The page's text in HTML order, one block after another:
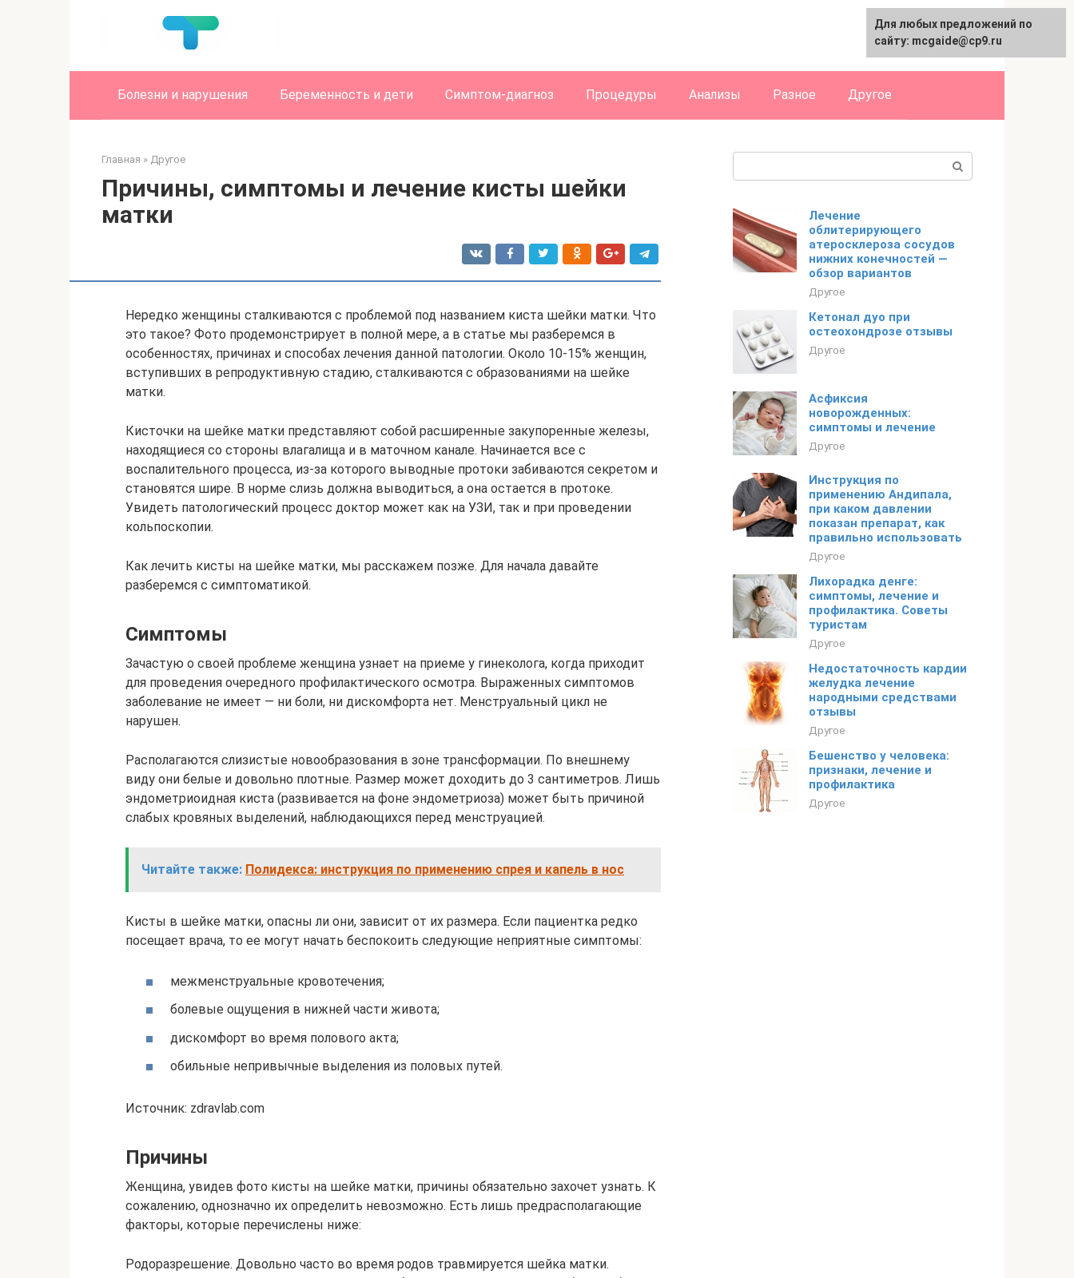
English
Болезни и нарушения Беременность и дети Симптом-диагноз Процедуры Анализы Разное Другое
Главная » Другое
Причины, симптомы и лечение кисты шейки
матки
Нередко женщины сталкиваются с проблемой под названием киста шейки матки. Что
это такое? Фото продемонстрирует в полной мере, а в статье мы разберемся в
особенностях, причинах и способах лечения данной патологии. Около 10-15% женщин,
вступивших в репродуктивную стадию, сталкиваются с образованиями на шейке
матки.
Кисточки на шейке матки представляют собой расширенные закупоренные железы,
находящиеся со стороны влагалища и в маточном канале. Начинается все с
воспалительного процесса, из-за которого выводные протоки забиваются секретом и
становятся шире. В норме слизь должна выводиться, а она остается в протоке.
Увидеть патологический процесс доктор может как на УЗИ, так и при проведении
кольпоскопии.
Как лечить кисты на шейке матки, мы расскажем позже. Для начала давайте
разберемся с симптоматикой.
Симптомы
Зачастую о своей проблеме женщина узнает на приеме у гинеколога, когда приходит
для проведения очередного профилактического осмотра. Выраженных симптомов
заболевание не имеет — ни боли, ни дискомфорта нет. Менструальный цикл не
нарушен.
Располагаются слизистые новообразования в зоне трансформации. По внешнему
виду они белые и довольно плотные. Размер может доходить до 3 сантиметров. Лишь
эндометриоидная киста (развивается на фоне эндометриоза) может быть причиной
слабых кровяных выделений, наблюдающихся перед менструацией.
Читайте также: Полидекса: инструкция по применению спрея и капель в нос
Кисты в шейке матки, опасны ли они, зависит от их размера. Если пациентка редко
посещает врача, то ее могут начать беспокоить следующие неприятные симптомы:
межменструальные кровотечения;
болевые ощущения в нижней части живота;
дискомфорт во время полового акта;
обильные непривычные выделения из половых путей.
Источник: zdravlab.com
Причины
Женщина, увидев фото кисты на шейке матки, причины обязательно захочет узнать. К
сожалению, однозначно их определить невозможно. Есть лишь предрасполагающие
факторы, которые перечислены ниже:
Родоразрешение. Довольно часто во время родов травмируется шейка матки.
Лечение
облитерирующего
атеросклероза сосудов
нижних конечностей —
обзор вариантов
Другое
Кетонал дуо при
остеохондрозе отзывы
Другое
Асфиксия
новорожденных:
симптомы и лечение
Другое
Инструкция по
применению Андипала,
при каком давлении
показан препарат, как
правильно использовать
Другое
Лихорадка денге:
симптомы, лечение и
профилактика. Советы
туристам
Другое
Недостаточность кардии
желудка лечение
народными средствами
отзывы
Другое
Бешенство у человека:
признаки, лечение и
профилактика
Другое
Для любых предложений по
сайту: mcgaide@cp9.ru